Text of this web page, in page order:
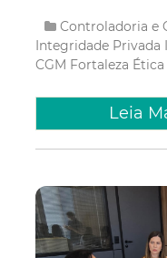
Controladoria e
Integridade Privada
CGM Fortaleza Ética
Leia